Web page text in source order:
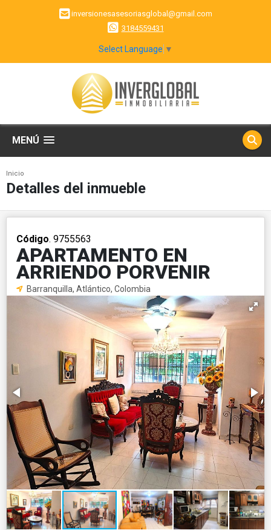
inversionesasesoriasglobal@gmail.com
3184559431
Select Language ▼
MENÚ
Inicio
Detalles del inmueble
Código. 9755563
APARTAMENTO EN
ARRIENDO PORVENIR
Barranquilla, Atlántico, Colombia